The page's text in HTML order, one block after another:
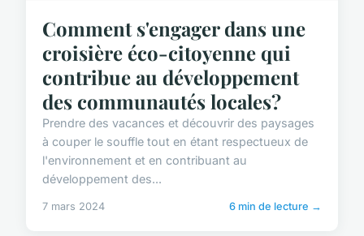
Comment s'engager dans une
croisière éco-citoyenne qui
contribue au développement
des communautés locales?
Prendre des vacances et découvrir des paysages
à couper le souffle tout en étant respectueux de
l'environnement et en contribuant au
développement des...
7 mars 2024 6 min de lecture →